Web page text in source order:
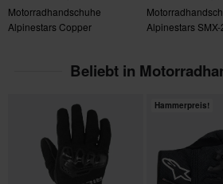
gilt nicht für personalisierte oder speziell
Kundenbetreuung-Bereich
.
Motorradhandschuhe
Alpinestars Copper
Alpinestars
Beliebt in
Hammerpreis!